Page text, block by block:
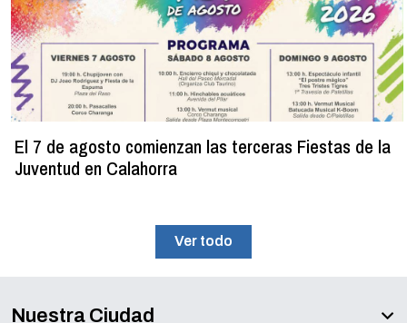
El 7 de agosto comienzan las terceras Fiestas de la
Juventud en Calahorra
Ver todo
Nuestra Ciudad